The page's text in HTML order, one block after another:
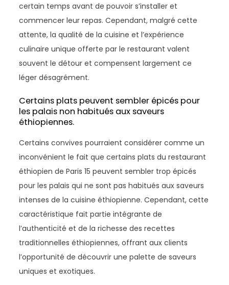
certain temps avant de pouvoir s’installer et
commencer leur repas. Cependant, malgré cette
attente, la qualité de la cuisine et l’expérience
culinaire unique offerte par le restaurant valent
souvent le détour et compensent largement ce
léger désagrément.
Certains plats peuvent sembler épicés pour
les palais non habitués aux saveurs
éthiopiennes.
Certains convives pourraient considérer comme un
inconvénient le fait que certains plats du restaurant
éthiopien de Paris 15 peuvent sembler trop épicés
pour les palais qui ne sont pas habitués aux saveurs
intenses de la cuisine éthiopienne. Cependant, cette
caractéristique fait partie intégrante de
l’authenticité et de la richesse des recettes
traditionnelles éthiopiennes, offrant aux clients
l’opportunité de découvrir une palette de saveurs
uniques et exotiques.